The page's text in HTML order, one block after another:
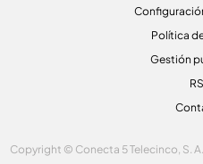
Política
Gestión
Copyright © Conecta 5 Telecinco, S.